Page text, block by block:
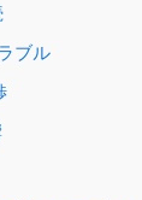
ブル